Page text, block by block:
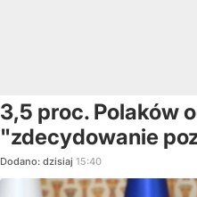
3,5 proc. Polaków
"zdecydowanie
Dodano: dzisiaj 15:40